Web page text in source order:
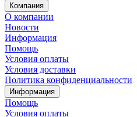
Компания
О компании
Новости
Информация
Помощь
Условия оплаты
Условия доставки
Политика конфиденциальности
Информация
Помощь
Условия оплаты